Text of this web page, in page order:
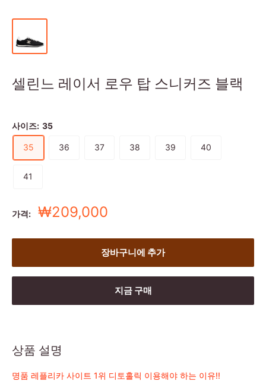
셀린느 레이서 로우 탑 스니커즈 블랙
사이즈: 35
35 36 37 38 39 40
41
가격:
세
가
₩209,000
장바구니에 추가
지금 구매
상품 설명
명품 레플리카 사이트 1위 디토홀릭 이용해야 하는 이유!!